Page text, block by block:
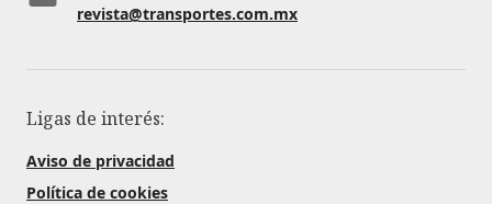
revista@transportes.com.mx
Ligas de interés:
Aviso de privacidad
Política de cookies